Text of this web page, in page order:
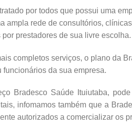
por todos que possui uma
ampla rede de consultórios,
prestadores de sua livre escolha.
completos serviços, o plano da
da sua empresa.
Bradesco Saúde Ituiutaba,
infomamos também que a
autorizados a comercializar os